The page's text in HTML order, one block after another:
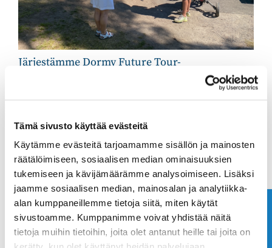
Tämä sivusto käyttää evästeitä
Käytämme evästeitä tarjoamamme sisällön ja mainosten
räätälöimiseen, sosiaalisen median ominaisuuksien
tukemiseen ja kävijämäärämme analysoimiseen. Lisäksi
jaamme sosiaalisen median, mainosalan ja analytiikka-
alan kumppaneillemme tietoja siitä, miten käytät
sivustoamme. Kumppanimme voivat yhdistää näitä
tietoja muihin tietoihin, joita olet antanut heille tai joita on
Järjestämme Dormy Future Tour-
juniorikilpailun keskiviikkona 10.7.2024 ja
Ilmoittaudu:
caddie@ringsidegolf.fi tai puh 010 501 3100.